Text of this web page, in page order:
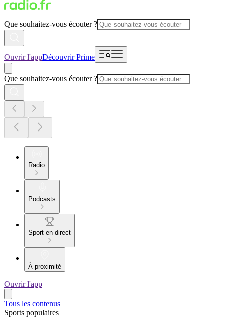
Que souhaitez-vous écouter ?
Ouvrir l'appDécouvrir Prime
Que souhaitez-vous écouter ?
Radio
Podcasts
Sport en direct
À proximité
Ouvrir l'app
Tous les contenus
Sports populaires